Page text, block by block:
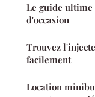
Le guide
d'occasion
Trouvez
facilement
Location